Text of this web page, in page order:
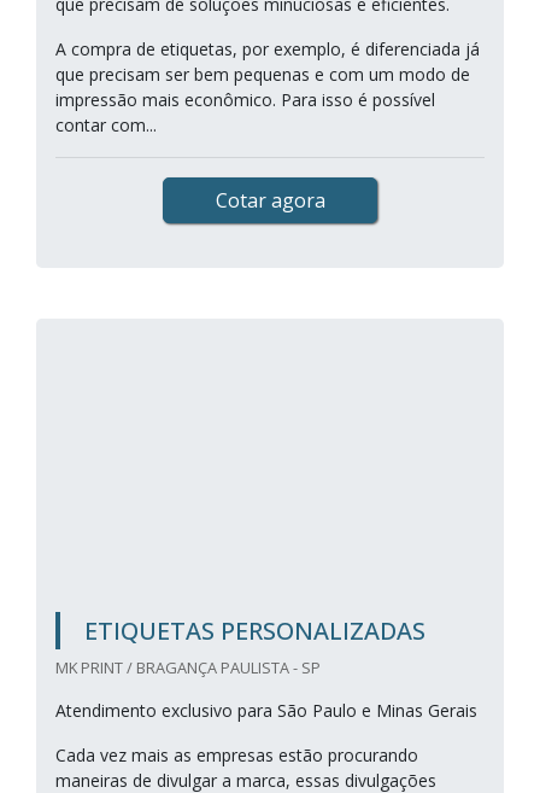
A compra de etiquetas, por exemplo, é diferenciada já
que precisam ser bem pequenas e com um modo de
impressão mais econômico. Para isso é possível
contar com...
Cotar agora
ETIQUETAS PERSONALIZADAS
MK PRINT / BRAGANÇA PAULISTA - SP
Atendimento exclusivo para São Paulo e Minas Gerais
Cada vez mais as empresas estão procurando
maneiras de divulgar a marca, essas divulgações